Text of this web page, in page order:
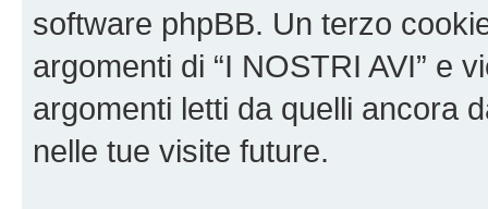
software phpBB. Un terzo
argomenti di “I NOSTRI AVI” e
argomenti letti da quelli ancora
nelle tue visite future.